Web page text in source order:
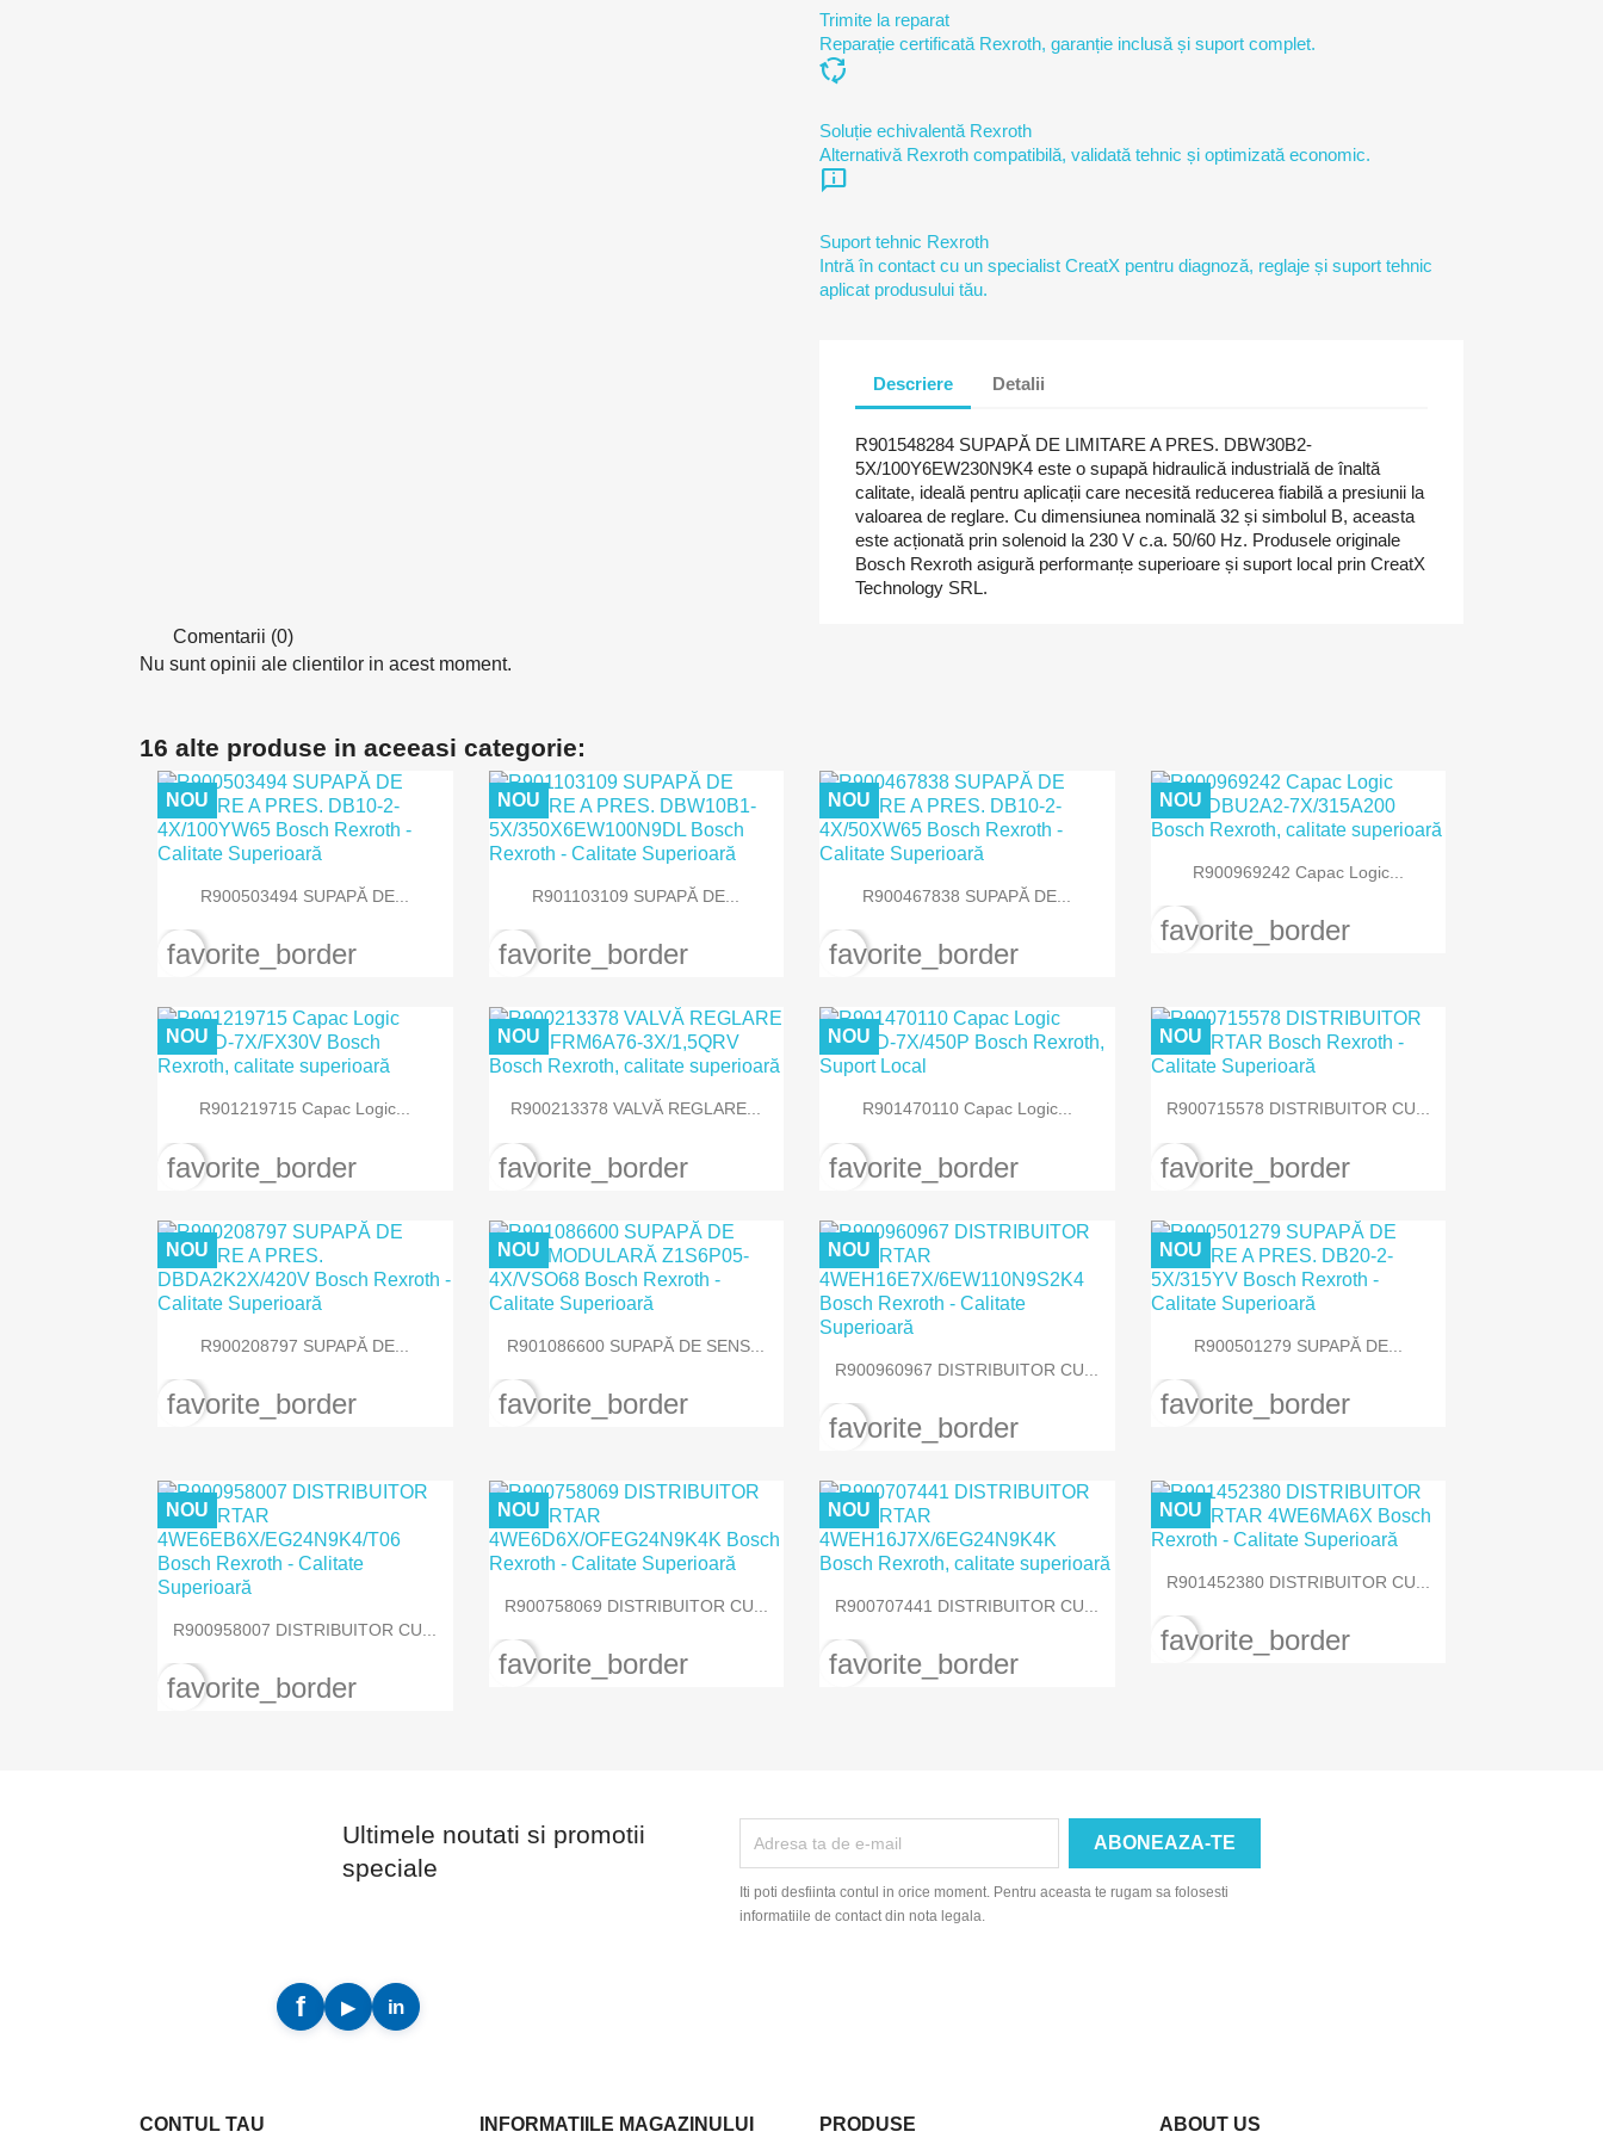
Trimite la reparat
Reparație certificată Rexroth, garanție inclusă și suport complet.
cycle
Soluție echivalentă Rexroth
Alternativă Rexroth compatibilă, validată tehnic și optimizată economic.
chat_info
Suport tehnic Rexroth
Intră în contact cu un specialist CreatX pentru diagnoză, reglaje și suport tehnic
aplicat produsului tău.
Descriere Detalii
R901548284 SUPAPĂ DE LIMITARE A PRES. DBW30B2-
5X/100Y6EW230N9K4 este o supapă hidraulică industrială de înaltă
calitate, ideală pentru aplicații care necesită reducerea fiabilă a presiunii la
valoarea de reglare. Cu dimensiunea nominală 32 și simbolul B, aceasta
este acționată prin solenoid la 230 V c.a. 50/60 Hz. Produsele originale
Bosch Rexroth asigură performanțe superioare și suport local prin CreatX
Technology SRL.
Comentarii (0)
Nu sunt opinii ale clientilor in acest moment.
16 alte produse in aceeasi categorie:
 Vizualizare rapida
R900503494 SUPAPĂ DE...
NOU
favorite_border
 Vizualizare rapida
R901103109 SUPAPĂ DE...
NOU
favorite_border
 Vizualizare rapida
R900467838 SUPAPĂ DE...
NOU
favorite_border
 Vizualizare rapida
R900969242 Capac Logic...
NOU
favorite_border
 Vizualizare rapida
R901219715 Capac Logic...
NOU
favorite_border
 Vizualizare rapida
R900213378 VALVĂ REGLARE...
NOU
favorite_border
 Vizualizare rapida
R901470110 Capac Logic...
NOU
favorite_border
 Vizualizare rapida
R900715578 DISTRIBUITOR CU...
NOU
favorite_border
 Vizualizare rapida
R900208797 SUPAPĂ DE...
NOU
favorite_border
 Vizualizare rapida
R901086600 SUPAPĂ DE SENS...
NOU
favorite_border
 Vizualizare rapida
R900960967 DISTRIBUITOR CU...
NOU
favorite_border
 Vizualizare rapida
R900501279 SUPAPĂ DE...
NOU
favorite_border
 Vizualizare rapida
R900958007 DISTRIBUITOR CU...
NOU
favorite_border
 Vizualizare rapida
R900758069 DISTRIBUITOR CU...
NOU
favorite_border
 Vizualizare rapida
R900707441 DISTRIBUITOR CU...
NOU
favorite_border
 Vizualizare rapida
R901452380 DISTRIBUITOR CU...
NOU
favorite_border
Ultimele noutati si promotii
speciale
Iti poti desfiinta contul in orice moment. Pentru aceasta te rugam sa folosesti
informatiile de contact din nota legala.
CONTUL TAU INFORMATIILE MAGAZINULUI PRODUSE ABOUT US